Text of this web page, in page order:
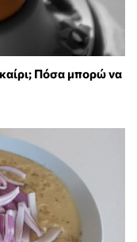
Πόσα μπορώ να